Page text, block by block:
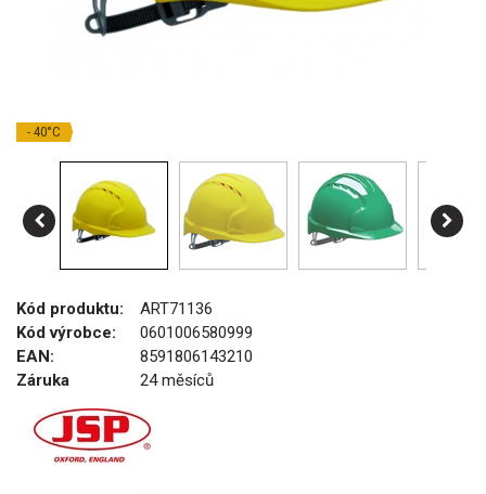
- 40°C
Kód produktu:
ART71136
Kód výrobce:
0601006580999
EAN:
8591806143210
Záruka
24 měsíců